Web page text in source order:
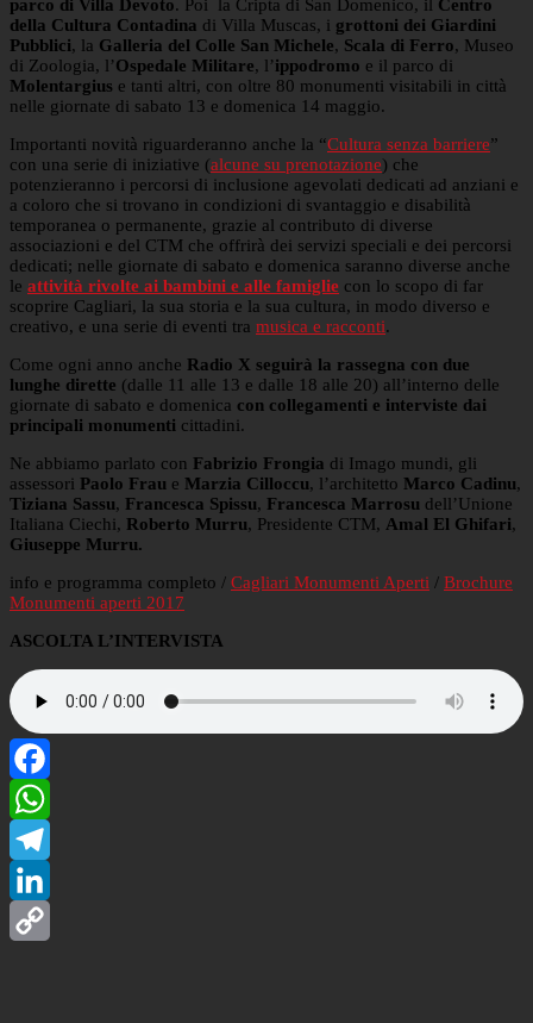
parco di Villa Devoto. Poi la Cripta di San Domenico, il Centro
della Cultura Contadina di Villa Muscas, i grottoni dei Giardini
Pubblici, la Galleria del Colle San Michele, Scala di Ferro, Museo
di Zoologia, l’Ospedale Militare, l’ippodromo e il parco di
Molentargius e tanti altri, con oltre 80 monumenti visitabili in città
nelle giornate di sabato 13 e domenica 14 maggio.
Importanti novità riguarderanno anche la “Cultura senza barriere”
con una serie di iniziative (alcune su prenotazione) che
potenzieranno i percorsi di inclusione agevolati dedicati ad anziani e
a coloro che si trovano in condizioni di svantaggio e disabilità
temporanea o permanente, grazie al contributo di diverse
associazioni e del CTM che offrirà dei servizi speciali e dei percorsi
dedicati; nelle giornate di sabato e domenica saranno diverse anche
le attività rivolte ai bambini e alle famiglie con lo scopo di far
scoprire Cagliari, la sua storia e la sua cultura, in modo diverso e
creativo, e una serie di eventi tra musica e racconti.
Come ogni anno anche Radio X seguirà la rassegna con due
lunghe dirette (dalle 11 alle 13 e dalle 18 alle 20) all’interno delle
giornate di sabato e domenica con collegamenti e interviste dai
principali monumenti cittadini.
Ne abbiamo parlato con Fabrizio Frongia di Imago mundi, gli
assessori Paolo Frau e Marzia Cilloccu, l’architetto Marco Cadinu,
Tiziana Sassu, Francesca Spissu, Francesca Marrosu dell’Unione
Italiana Ciechi, Roberto Murru, Presidente CTM, Amal El Ghifari,
Giuseppe Murru.
info e programma completo / Cagliari Monumenti Aperti / Brochure
Monumenti aperti 2017
ASCOLTA L’INTERVISTA
Facebook
WhatsApp
Telegram
LinkedIn